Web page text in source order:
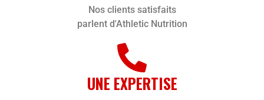
Nos clients satisfaits
parlent d'Athletic Nutrition
UNE EXPERTISE